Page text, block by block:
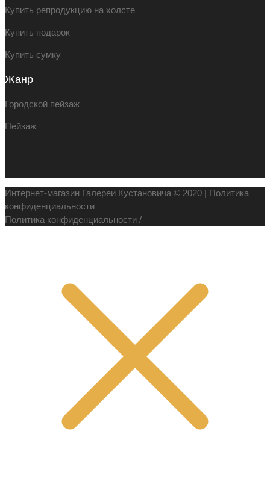
Купить репродукцию на холсте
Купить подарок
Купить сумку
Жанр
Городской пейзаж
Пейзаж
Интернет-магазин Галереи Кустановича © 2020 | Политика
конфиденциальности
Политика конфиденциальности /